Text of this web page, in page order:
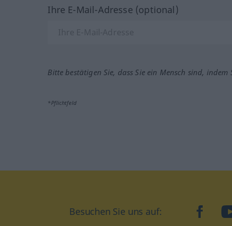
Ihre E-Mail-Adresse (optional)
Bitte bestätigen Sie, dass Sie ein Mensch sind, indem
*Pflichtfeld
Besuchen Sie uns auf: